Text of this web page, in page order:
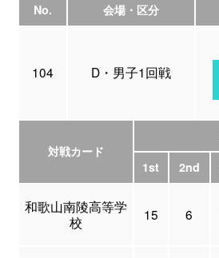
No. 会場・区分
104 D・男子1回戦
対戦カード
1st
2nd
和歌山南陵高等学
校
15 6